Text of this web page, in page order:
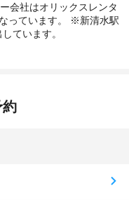
会社はオリックスレンタ
っています。 ※新清水駅
ています。
約